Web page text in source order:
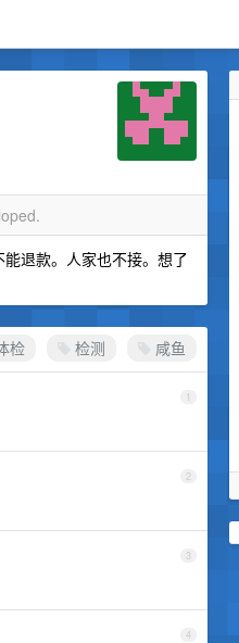
退款。人家也不接。想了
检 检测 咸鱼
1
2
3
4